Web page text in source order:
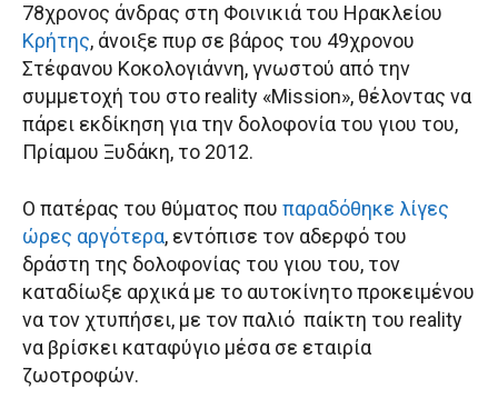
78χρονος άνδρας στη Φοινικιά του Ηρακλείου
Κρήτης, άνοιξε πυρ σε βάρος του 49χρονου
Στέφανου Κοκολογιάννη, γνωστού από την
συμμετοχή του στο reality «Mission», θέλοντας να
πάρει εκδίκηση για την δολοφονία του γιου του,
Πρίαμου Ξυδάκη, το 2012.
Ο πατέρας του θύματος που παραδόθηκε λίγες
ώρες αργότερα, εντόπισε τον αδερφό του
δράστη της δολοφονίας του γιου του, τον
καταδίωξε αρχικά με το αυτοκίνητο προκειμένου
να τον χτυπήσει, με τον παλιό παίκτη του reality
να βρίσκει καταφύγιο μέσα σε εταιρία
ζωοτροφών.